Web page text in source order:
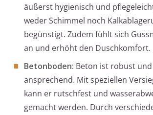
äußerst hygienisch und
weder Schimmel noch
begünstigt. Zudem fühlt sich
an und erhöht den Duschkomfort.
Betonboden: Beton ist robust
ansprechend. Mit speziellen
kann er rutschfest und
gemacht werden. Durch